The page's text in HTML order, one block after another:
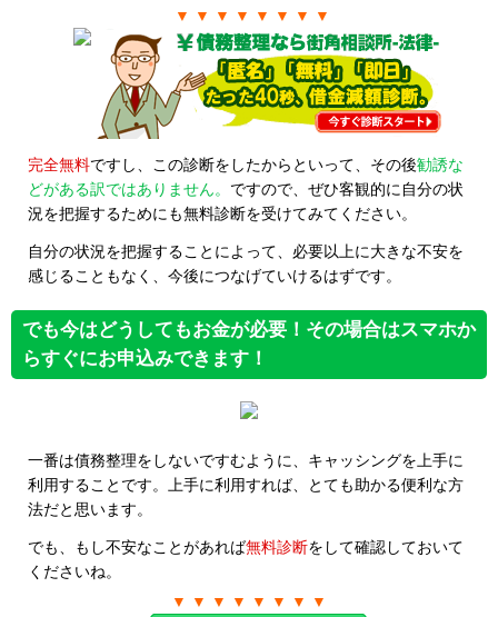
▼ ▼ ▼ ▼ ▼ ▼ ▼ ▼
完全無料ですし、この診断をしたからといって、その後勧誘な
どがある訳ではありません。 ですので、ぜひ客観的に自分の状
況を把握するためにも無料診断を受けてみてください。
自分の状況を把握することによって、必要以上に大きな不安を
感じることもなく、今後につなげていけるはずです。
でも今はどうしてもお金が必要！その場合はスマホか
らすぐにお申込みできます！
一番は債務整理をしないですむように、キャッシングを上手に
利用することです。上手に利用すれば、とても助かる便利な方
法だと思います。
でも、もし不安なことがあれば無料診断をして確認しておいて
くださいね。
▼ ▼ ▼ ▼ ▼ ▼ ▼ ▼